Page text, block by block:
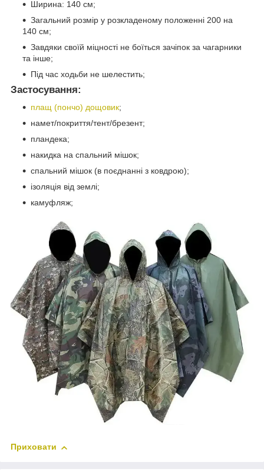
Ширина: 140 см;
Загальний розмір у розкладеному положенні 200 на
140 см;
Завдяки своїй міцності не боїться зачіпок за чагарники
та інше;
Під час ходьби не шелестить;
Застосування:
плащ (пончо) дощовик;
намет/покриття/тент/брезент;
пландека;
накидка на спальний мішок;
спальний мішок (в поєднанні з ковдрою);
ізоляція від землі;
камуфляж;
Приховати